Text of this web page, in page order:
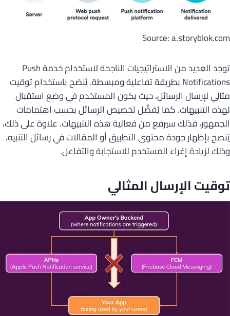
Source: a.storyblok.com
توجد العديد من الاستراتيجيات الناجحة لاستخدام خدمة Push
Notifications بطريقة تفاعلية ومبسطة. يُنصَح باستخدام توقيت
مثالي لإرسال الرسائل، حيث يكون المستخدم في وضع استقبال
لهذه التنبيهات. كما يُفضَّل تخصيص الرسائل بحسب اهتمامات
الجمهور، فذلك سيرفع من فعالية هذه التنبيهات. علاوة على ذلك،
يُنصح بإظهار جودة محتوى التطبيق أو المقالات في رسائل التنبيه،
وذلك لزيادة إغراء المستخدم للاستجابة والتفاعل.
توقيت الإرسال المثالي